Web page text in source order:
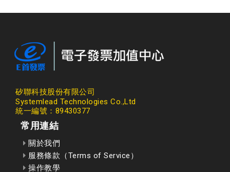
矽聯科技股份有限公司
Systemlead Technologies Co.,Ltd
統一編號：89430377
常用連結
關於我們
服務條款（Terms of Service）
操作教學